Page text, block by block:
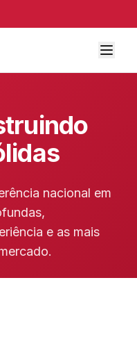
nacional em
e as mais